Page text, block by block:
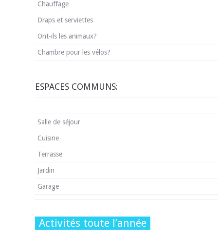
Chauffage
Draps et serviettes
Ont-ils les animaux?
Chambre pour les vélos?
ESPACES COMMUNS:
Salle de séjour
Cuisine
Terrasse
Jardin
Garage
Activités toute l’année